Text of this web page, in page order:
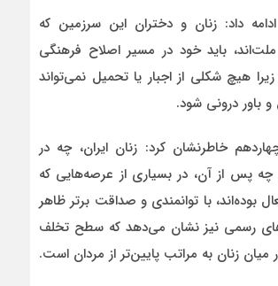
داد: زنان و دختران این سرزمین که
ملت‌اند، باید خود در مسیر اصلاح فرهنگی
هیچ شکلی از اجبار یا تحمیل نمی‌تواند
باور درونی شود.
خاطرنشان کرد: زنان ایران، چه در
چه پس از آن، در بسیاری از عرصه‌هایی که
بوده‌اند، با توانمندی و صداقت برتر ظاهر
رسمی نیز نشان می‌دهد که سطح تخلف
میان زنان به مراتب پایین‌تر از مردان است.